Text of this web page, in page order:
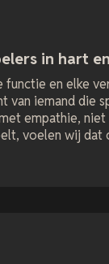
in hart
functie en elke
van iemand die
empathie,
voelen wij dat